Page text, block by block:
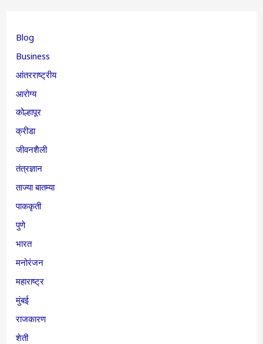
Blog
Business
आंतरराष्ट्रीय
आरोग्य
कोल्हापूर
क्रीडा
जीवनशैली
तंत्रज्ञान
ताज्या बातम्या
पाककृती
पुणे
भारत
मनोरंजन
महाराष्ट्र
मुंबई
राजकारण
शेती